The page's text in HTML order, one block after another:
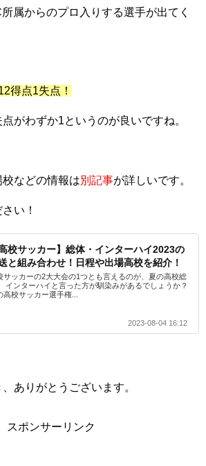
属からのプロ入りする選手が出てく
得点1失点！
がわずか1というのが良いですね。
などの情報は別記事が詳しいです。
い！
高校サッカー】総体・インターハイ2023の
と組み合わせ！日程や出場高校を紹介！
サッカーの2大大会の1つとも言えるのが、夏の高校総
インターハイと言った方が馴染みがあるでしょうか？
高校サッカー選手権...
2023-08-04 16:12
ありがとうございます。
スポンサーリンク